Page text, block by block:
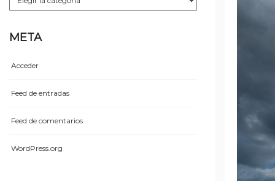
META
Acceder
Feed de entradas
Feed de comentarios
WordPress.org